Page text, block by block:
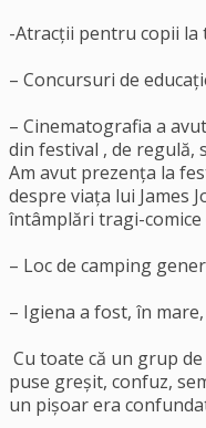
-Atracții pentru copii la
– Concursuri de
– Cinematografia a
din festival , de regulă,
Am avut prezența la
despre viața lui James
întâmplări tragi-comice
– Loc de camping
– Igiena a fost, în
Cu toate că un grup
puse greșit, confuz,
un pișoar era